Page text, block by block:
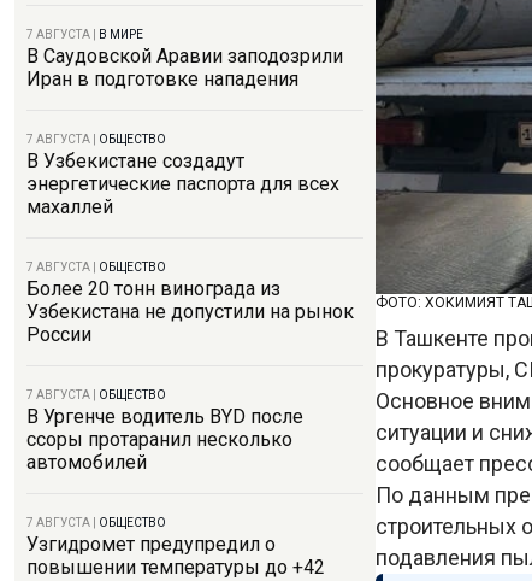
7 АВГУСТА В МИРЕ
В Саудовской Аравии заподозрили
Иран в подготовке нападения
7 АВГУСТА ОБЩЕСТВО
В Узбекистане создадут
энергетические паспорта для всех
махаллей
7 АВГУСТА ОБЩЕСТВО
Более 20 тонн винограда из
Узбекистана не допустили на рынок
России
7 АВГУСТА ОБЩЕСТВО
В Ургенче водитель BYD после
ссоры протаранил несколько
автомобилей
7 АВГУСТА ОБЩЕСТВО
Узгидромет предупредил о
повышении температуры до +42
ФОТО: ХОКИМИЯТ
В Ташкенте
прокуратуры,
Основное
ситуации и
сообщает
По данным
подавления